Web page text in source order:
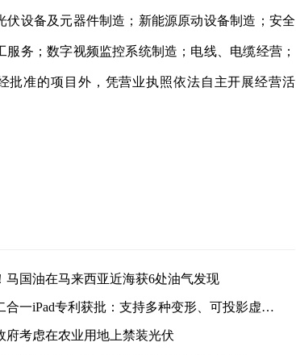
设备及元器件制造；新能源原动设备制造；安全
务；数字视频监控系统制造；电线、电缆经营；
批准的项目外，凭营业执照依法自主开展经营活
马国油在马来西亚近海获6处油气发现
苹果二合一iPad专利获批：支持多种变形、可投影虚拟键盘
府考虑在农业用地上禁装光伏